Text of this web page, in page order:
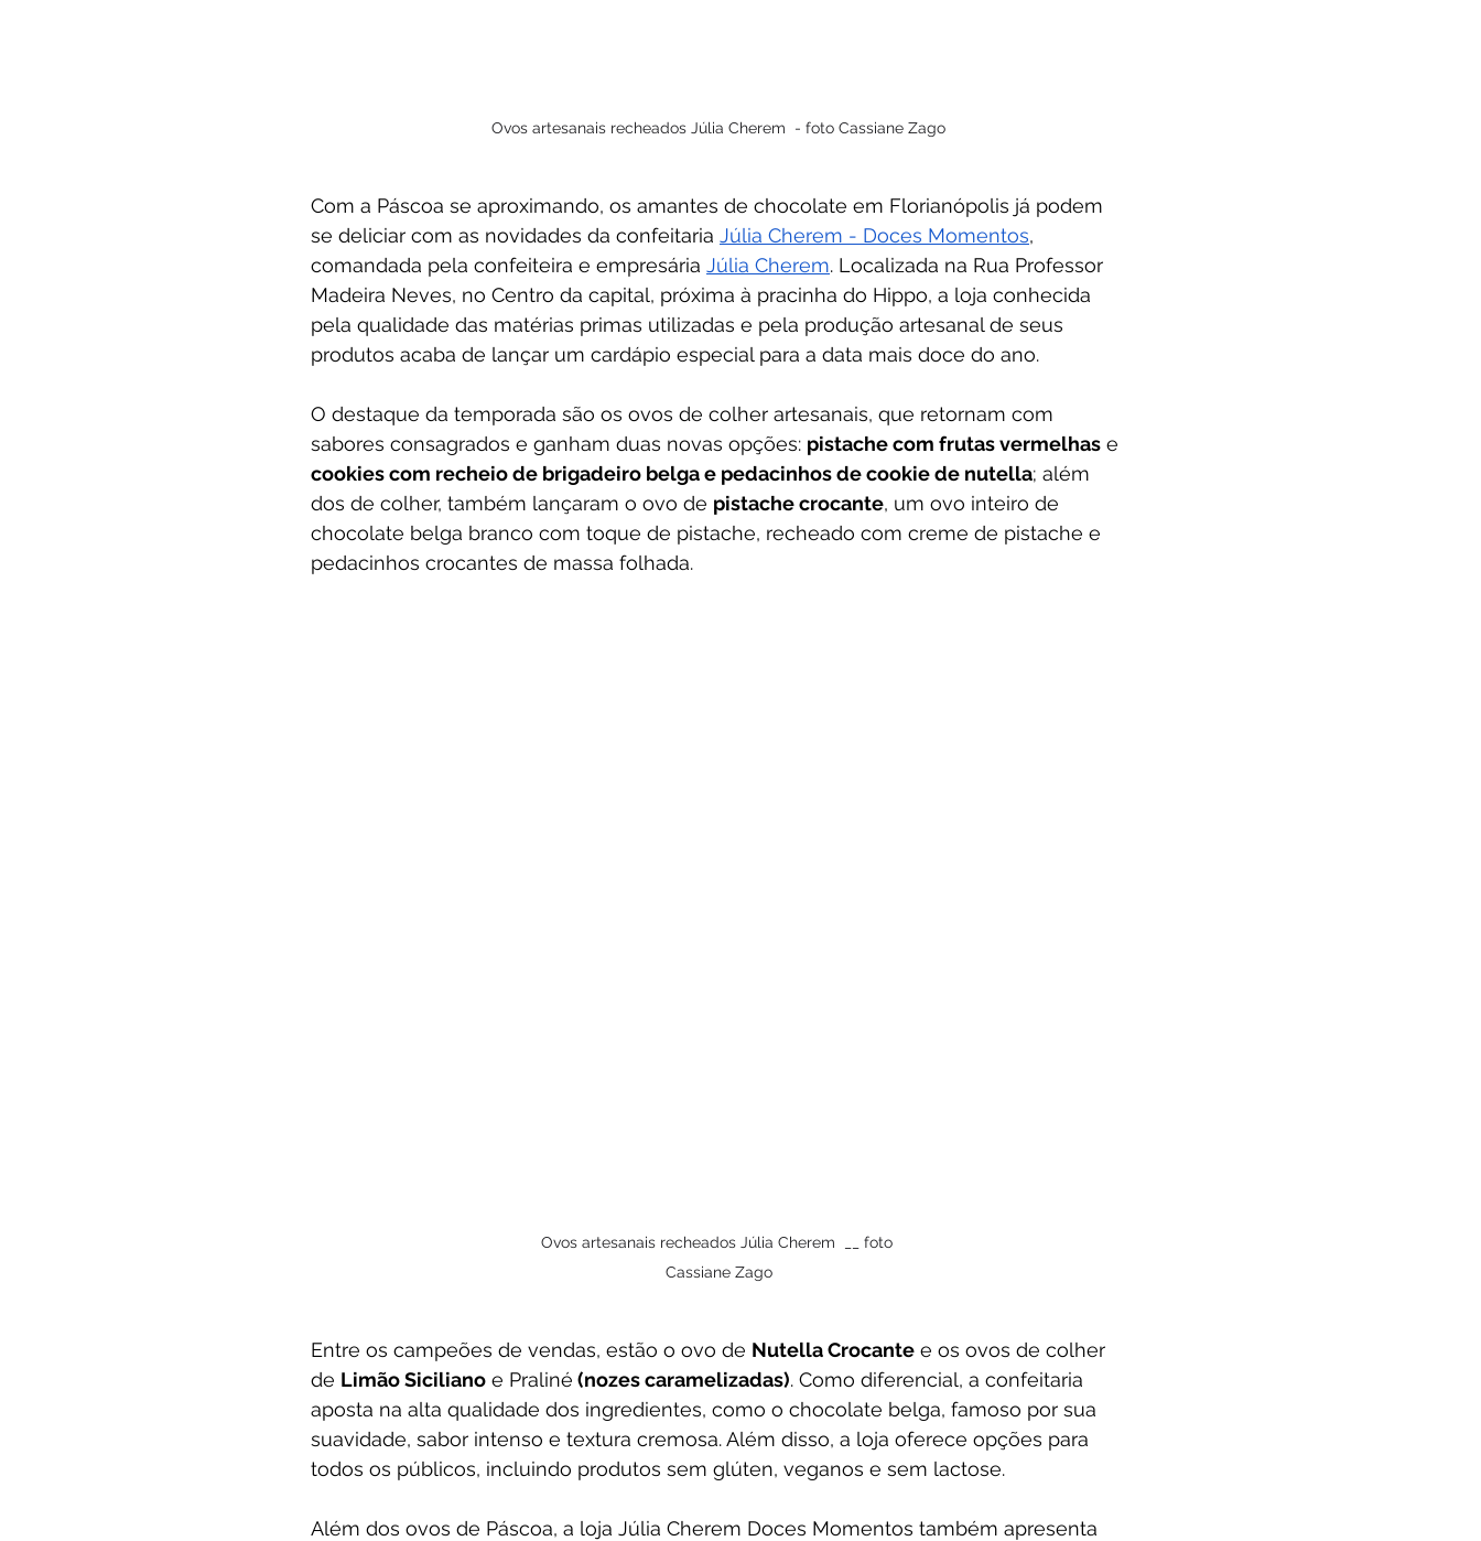
Ovos artesanais recheados Júlia Cherem  - foto Cassiane Zago
Com a Páscoa se aproximando, os amantes de chocolate em Florianópolis já podem
se deliciar com as novidades da confeitaria Júlia Cherem - Doces Momentos,
comandada pela confeiteira e empresária Júlia Cherem. Localizada na Rua Professor
Madeira Neves, no Centro da capital, próxima à pracinha do Hippo, a loja conhecida
pela qualidade das matérias primas utilizadas e pela produção artesanal de seus
produtos acaba de lançar um cardápio especial para a data mais doce do ano.
O destaque da temporada são os ovos de colher artesanais, que retornam com
sabores consagrados e ganham duas novas opções: pistache com frutas vermelhas e
cookies com recheio de brigadeiro belga e pedacinhos de cookie de nutella; além
dos de colher, também lançaram o ovo de pistache crocante, um ovo inteiro de
chocolate belga branco com toque de pistache, recheado com creme de pistache e
pedacinhos crocantes de massa folhada.
Ovos artesanais recheados Júlia Cherem  __ foto
Cassiane Zago
Entre os campeões de vendas, estão o ovo de Nutella Crocante e os ovos de colher
de Limão Siciliano e Praliné (nozes caramelizadas). Como diferencial, a confeitaria
aposta na alta qualidade dos ingredientes, como o chocolate belga, famoso por sua
suavidade, sabor intenso e textura cremosa. Além disso, a loja oferece opções para
todos os públicos, incluindo produtos sem glúten, veganos e sem lactose.
Além dos ovos de Páscoa, a loja Júlia Cherem Doces Momentos também apresenta